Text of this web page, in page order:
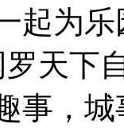
起为
天下
事，